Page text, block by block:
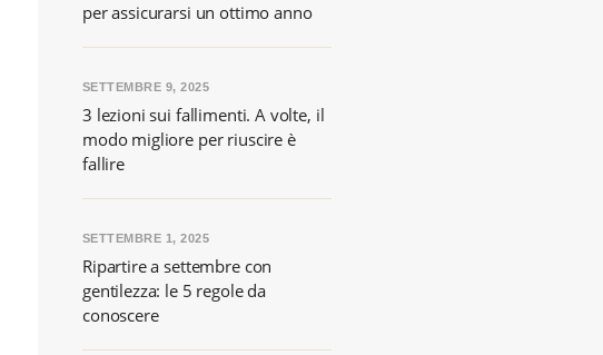
per assicurarsi un ottimo anno
3 lezioni sui fallimenti. A volte, il
modo migliore per riuscire è
fallire
SETTEMBRE 9, 2025
Ripartire a settembre con
gentilezza: le 5 regole da
conoscere
SETTEMBRE 1, 2025